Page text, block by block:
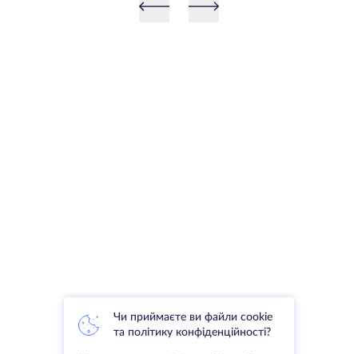
Чи приймаєте ви файли cookie
та політику конфіденційності?